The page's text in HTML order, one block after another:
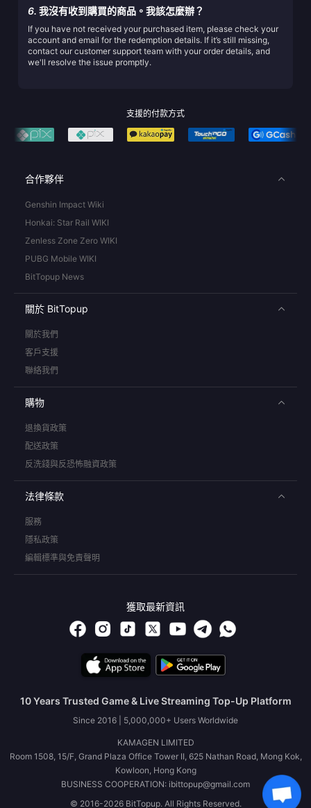
6. 我沒有收到購買的商品。我該怎麼辦？
If you have not received your purchased item, please check your
account and email for the redemption details. If it’s still missing,
contact our customer support team with your order details, and
we'll resolve the issue promptly.
支援的付款方式
合作夥伴
Genshin Impact Wiki
Honkai: Star Rail WIKI
Zenless Zone Zero WIKI
PUBG Mobile WIKI
BitTopup News
關於 BitTopup
關於我們
客戶支援
聯絡我們
購物
退換貨政策
配送政策
反洗錢與反恐怖融資政策
法律條款
服務
隱私政策
編輯標準與免責聲明
獲取最新資訊
10 Years Trusted Game & Live Streaming Top-Up Platform
Since 2016 | 5,000,000+ Users Worldwide
KAMAGEN LIMITED
Room 1508, 15/F, Grand Plaza Office Tower II, 625 Nathan Road, Mong Kok,
Kowloon, Hong Kong
BUSINESS COOPERATION: ibittopup@gmail.com
© 2016-2026 BitTopup. All Rights Reserved.